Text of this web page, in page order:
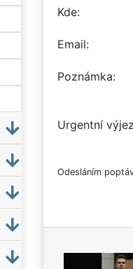
Kde
Email
Poznámka
Urgentní
Odesláním